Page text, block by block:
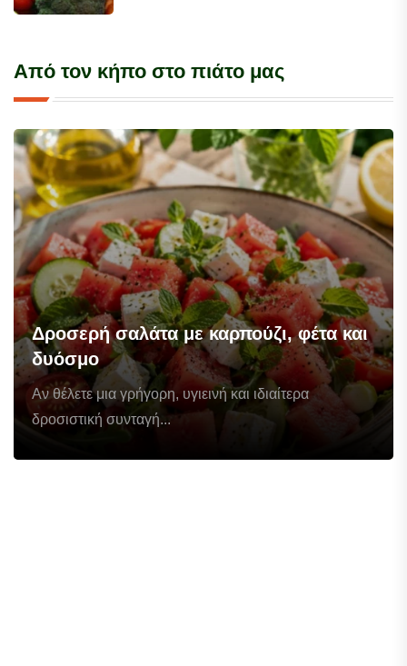
Από τον κήπο στο πιάτο μας
Δροσερή σαλάτα με καρπούζι, φέτα και
δυόσμο
Αν θέλετε μια γρήγορη, υγιεινή και ιδιαίτερα
δροσιστική συνταγή...